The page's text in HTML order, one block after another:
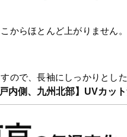
からほとんど上がりません
ので、長袖にしっかりとし
内側、九州北部】UVカッ